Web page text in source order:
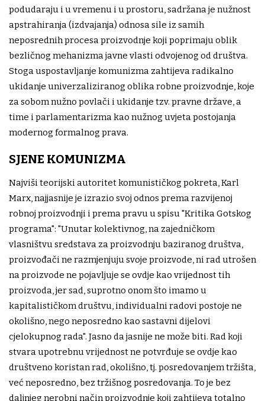
podudaraju i u vremenu i u prostoru, sadržana je nužnost
apstrahiranja (izdvajanja) odnosa sile iz samih
neposrednih procesa proizvodnje koji poprimaju oblik
bezličnog mehanizma javne vlasti odvojenog od društva.
Stoga uspostavljanje komunizma zahtijeva radikalno
ukidanje univerzaliziranog oblika robne proizvodnje, koje
za sobom nužno povlači i ukidanje tzv. pravne države, a
time i parlamentarizma kao nužnog uvjeta postojanja
modernog formalnog prava.
SJENE KOMUNIZMA
Najviši teorijski autoritet komunističkog pokreta, Karl
Marx, najjasnije je izrazio svoj odnos prema razvijenoj
robnoj proizvodnji i prema pravu u spisu "Kritika Gotskog
programa": "Unutar kolektivnog, na zajedničkom
vlasništvu sredstava za proizvodnju baziranog društva,
proizvođači ne razmjenjuju svoje proizvode, ni rad utrošen
na proizvode ne pojavljuje se ovdje kao vrijednost tih
proizvoda, jer sad, suprotno onom što imamo u
kapitalističkom društvu, individualni radovi postoje ne
okolišno, nego neposredno kao sastavni dijelovi
cjelokupnog rada". Jasno da jasnije ne može biti. Rad koji
stvara upotrebnu vrijednost ne potvrđuje se ovdje kao
društveno koristan rad, okolišno, tj. posredovanjem tržišta,
već neposredno, bez tržišnog posredovanja. To je bez
daljnjeg nerobni način proizvodnje koji zahtijeva totalno